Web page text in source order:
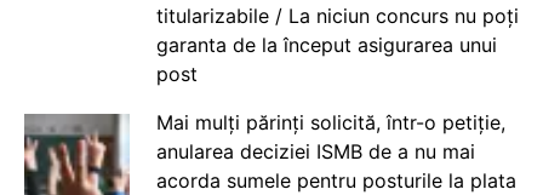
titularizabile / La niciun concurs nu poți
garanta de la început asigurarea unui
post
Mai mulți părinți solicită, într-o petiție,
anularea deciziei ISMB de a nu mai
acorda sumele pentru posturile la plata